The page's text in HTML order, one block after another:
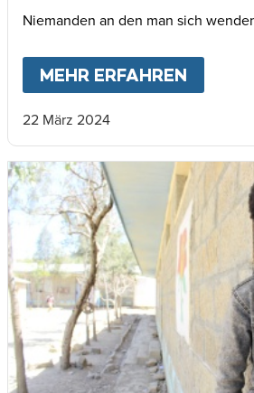
Niemanden an den man sich
MEHR ERFAHREN
22 März 2024